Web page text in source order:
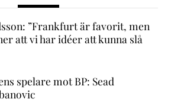
”Frankfurt är favorit, men
att vi har idéer att kunna slå
spelare mot BP: Sead